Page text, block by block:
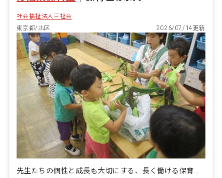
社会福祉法人三祉会
東京都/北区
2026/07/14更新